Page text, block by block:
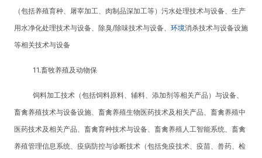
（包括养殖育种、屠宰加工、肉制品深加工等）污水处理技术与设备、生产
用水净化处理技术与设备、除臭/除味技术与设备、 环境消杀技术与设备设施
等相关技术与设备
11.畜牧养殖及动物保
饲料加工技术（包括饲料原料、辅料、添加剂等相关产品）与设备、
畜禽养殖技术与设备设施、畜禽养殖生物医药技术及相关产品、畜禽养殖中
医药技术及相关产品、畜禽育种技术与设备、畜禽养殖人工智能系统、畜禽
养殖管理信息系统、疫病防控与诊断技术（包括免疫技术、疫苗、兽药、检